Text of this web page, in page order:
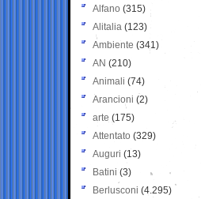
Alfano (315)
Alitalia (123)
Ambiente (341)
AN (210)
Animali (74)
Arancioni (2)
arte (175)
Attentato (329)
Auguri (13)
Batini (3)
Berlusconi (4.295)